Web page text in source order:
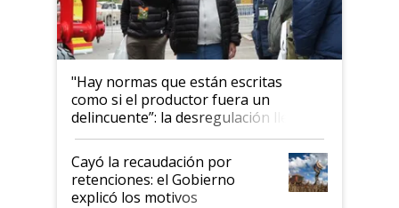
"Hay normas que están escritas
como si el productor fuera un
delincuente”: la desregulación llegó
al Congreso Aapresid y hasta se
habló del financiamiento al IPCVA
Cayó la recaudación por
retenciones: el Gobierno
explicó los motivos